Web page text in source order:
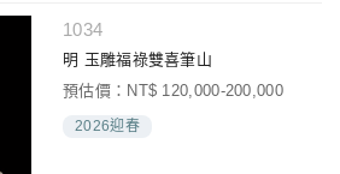
1034
明 玉雕福祿雙喜筆山
預估價：NT$ 120,000-200,000
2026迎春